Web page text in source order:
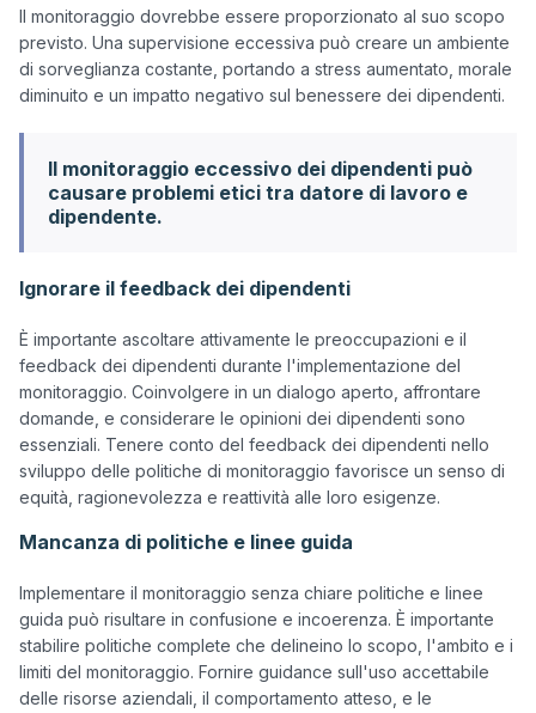
Il monitoraggio dovrebbe essere proporzionato al suo scopo
previsto. Una supervisione eccessiva può creare un ambiente
di sorveglianza costante, portando a stress aumentato, morale
Il monitoraggio eccessivo dei dipendenti può
causare problemi etici tra datore di lavoro e
dipendente.
Ignorare il feedback dei dipendenti
È importante ascoltare attivamente le preoccupazioni e il
feedback dei dipendenti durante l'implementazione del
monitoraggio. Coinvolgere in un dialogo aperto, affrontare
domande, e considerare le opinioni dei dipendenti sono
essenziali. Tenere conto del feedback dei dipendenti nello
sviluppo delle politiche di monitoraggio favorisce un senso di
Mancanza di politiche e linee guida
Implementare il monitoraggio senza chiare politiche e linee
guida può risultare in confusione e incoerenza. È importante
stabilire politiche complete che delineino lo scopo, l'ambito e i
limiti del monitoraggio. Fornire guidance sull'uso accettabile
delle risorse aziendali, il comportamento atteso, e le